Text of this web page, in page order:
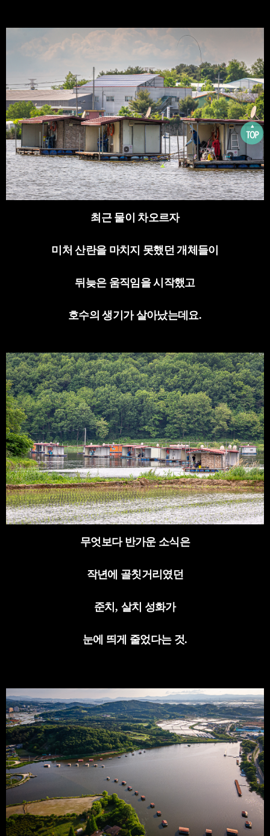
최근 물이 차오르자
미처 산란을 마치지 못했던 개체들이
뒤늦은 움직임을 시작했고
호수의 생기가 살아났는데요.
무엇보다 반가운 소식은
작년에 골칫거리였던
준치 , 살치 성화가
눈에 띄게 줄었다는 것.